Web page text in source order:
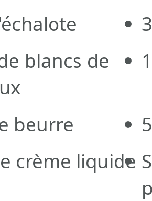
blancs de
beurre
crème liquide